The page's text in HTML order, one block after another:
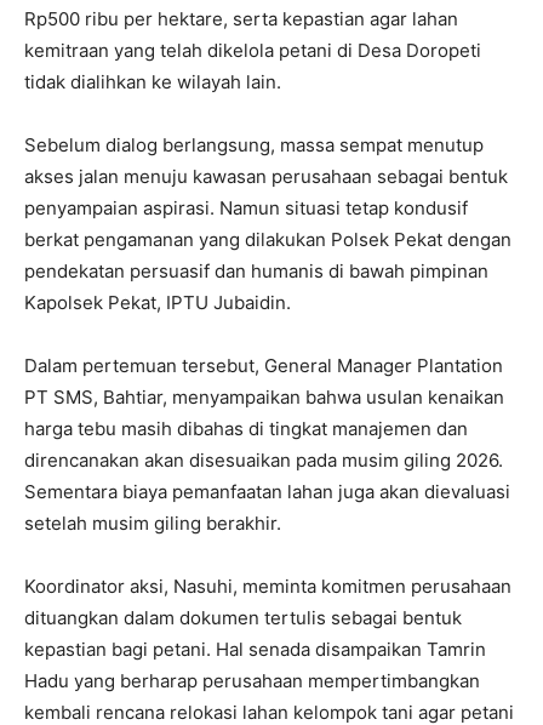
Rp500 ribu per hektare, serta kepastian agar lahan
kemitraan yang telah dikelola petani di Desa Doropeti
tidak dialihkan ke wilayah lain.
Sebelum dialog berlangsung, massa sempat menutup
akses jalan menuju kawasan perusahaan sebagai bentuk
penyampaian aspirasi. Namun situasi tetap kondusif
berkat pengamanan yang dilakukan Polsek Pekat dengan
pendekatan persuasif dan humanis di bawah pimpinan
Kapolsek Pekat, IPTU Jubaidin.
Dalam pertemuan tersebut, General Manager Plantation
PT SMS, Bahtiar, menyampaikan bahwa usulan kenaikan
harga tebu masih dibahas di tingkat manajemen dan
direncanakan akan disesuaikan pada musim giling 2026.
Sementara biaya pemanfaatan lahan juga akan dievaluasi
setelah musim giling berakhir.
Koordinator aksi, Nasuhi, meminta komitmen perusahaan
dituangkan dalam dokumen tertulis sebagai bentuk
kepastian bagi petani. Hal senada disampaikan Tamrin
Hadu yang berharap perusahaan mempertimbangkan
kembali rencana relokasi lahan kelompok tani agar petani